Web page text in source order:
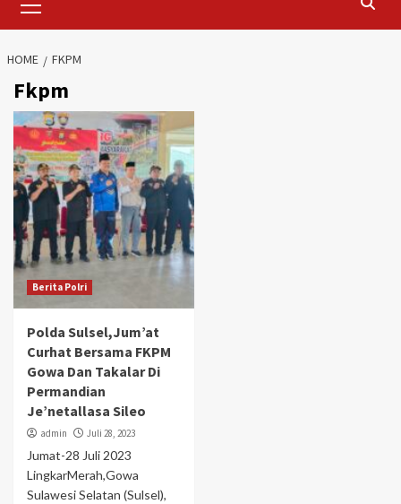
Menu
HOME FKPM
Fkpm
Berita Polri
Polda Sulsel,Jum’at
Curhat Bersama FKPM
Gowa Dan Takalar Di
Permandian
Je’netallasa Sileo
admin Juli 28, 2023
Jumat-28 Juli 2023
LingkarMerah,Gowa
Sulawesi Selatan (Sulsel),